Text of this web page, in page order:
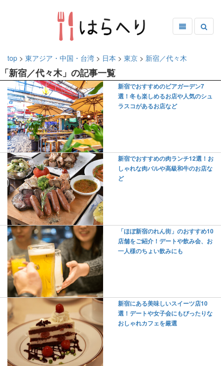
top > 東アジア・中国・台湾 > 日本 > 東京 > 新宿／代々木
「新宿／代々木」の記事一覧
新宿でおすすめのビアガーデン7
選！冬も楽しめるお店や人気のシュ
ラスコがあるお店など
新宿でおすすめの肉ランチ12選！お
しゃれな肉バルや高級和牛のお店な
ど
「ほぼ新宿のれん街」のおすすめ10
店舗をご紹介！デートや飲み会、お
一人様のちょい飲みにも
新宿にある美味しいスイーツ店10
選！デートや女子会にもぴったりな
おしゃれカフェを厳選